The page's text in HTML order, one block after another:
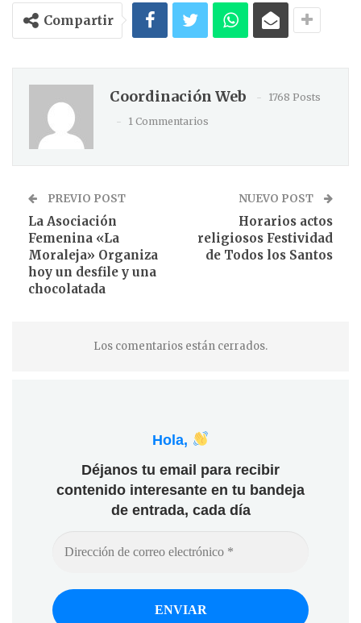
Compartir
Coordinación Web
1768 Posts
1 Commentarios
PREVIO POST
La Asociación
Femenina «La
Moraleja» Organiza
hoy un desfile y una
chocolatada
NUEVO POST
Horarios actos
religiosos Festividad
de Todos los Santos
Los comentarios están cerrados.
Hola,
Déjanos tu email para recibir
contenido interesante en tu bandeja
de entrada, cada día